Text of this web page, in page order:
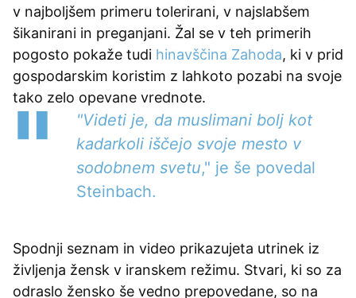
v najboljšem primeru tolerirani, v najslabšem
šikanirani in preganjani. Žal se v teh primerih
pogosto pokaže tudi hinavščina Zahoda, ki v prid
gospodarskim koristim z lahkoto pozabi na svoje
tako zelo opevane vrednote.
"Videti je, da muslimani bolj kot
kadarkoli iščejo svoje mesto v
sodobnem svetu," je še povedal
Steinbach.
Spodnji seznam in video prikazujeta utrinek iz
življenja žensk v iranskem režimu. Stvari, ki so za
odraslo žensko še vedno prepovedane, so na